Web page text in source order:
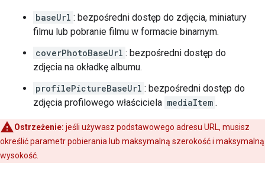
baseUrl : bezpośredni dostęp do zdjęcia, miniatury
filmu lub pobranie filmu w formacie binarnym.
coverPhotoBaseUrl : bezpośredni dostęp do
zdjęcia na okładkę albumu.
profilePictureBaseUrl : bezpośredni dostęp do
zdjęcia profilowego właściciela mediaItem .
Ostrzeżenie: jeśli używasz podstawowego adresu URL, musisz
określić parametr pobierania lub maksymalną szerokość i maksymalną
wysokość.